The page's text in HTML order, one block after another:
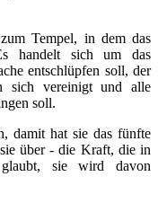
Tempel, in dem das
handelt sich um das
entschlüpfen soll, der
sich vereinigt und alle
soll.
damit hat sie das fünfte
über - die Kraft, die in
sie wird davon